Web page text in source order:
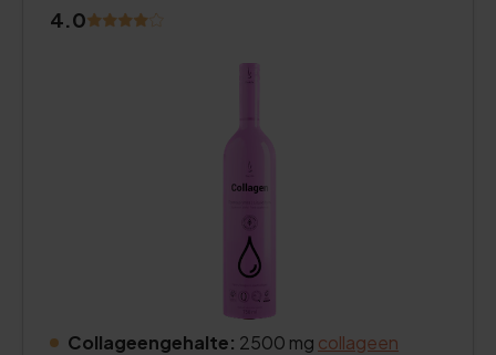
4.0
Collageengehalte: 2500 mg collageen